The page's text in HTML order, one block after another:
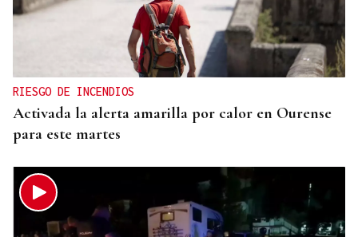
RIESGO DE INCENDIOS
Activada la alerta amarilla por calor en Ourense
para este martes